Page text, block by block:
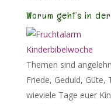
Worum geht’s in
Themen sind
Friede, Geduld, Güte,
wieviele Tage euer